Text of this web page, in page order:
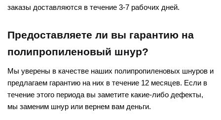
заказы доставляются в течение 3-7 рабочих дней.
Предоставляете ли вы гарантию на
полипропиленовый шнур?
Мы уверены в качестве наших полипропиленовых шнуров и
предлагаем гарантию на них в течение 12 месяцев. Если в
течение этого периода вы заметите какие-либо дефекты,
мы заменим шнур или вернем вам деньги.